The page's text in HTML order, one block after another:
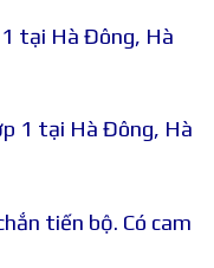
1 tại Hà Đông, Hà
1 tại Hà Đông, Hà
tiến bộ. Có cam